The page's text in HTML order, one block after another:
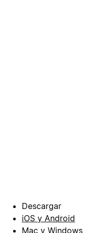
Descargar
iOS y Android
Mac y Windows